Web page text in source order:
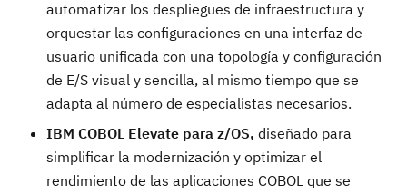
automatizar los despliegues de infraestructura y
orquestar las configuraciones en una interfaz de
usuario unificada con una topología y configuración
de E/S visual y sencilla, al mismo tiempo que se
adapta al número de especialistas necesarios.
IBM COBOL Elevate para z/OS, diseñado para
simplificar la modernización y optimizar el
rendimiento de las aplicaciones COBOL que se